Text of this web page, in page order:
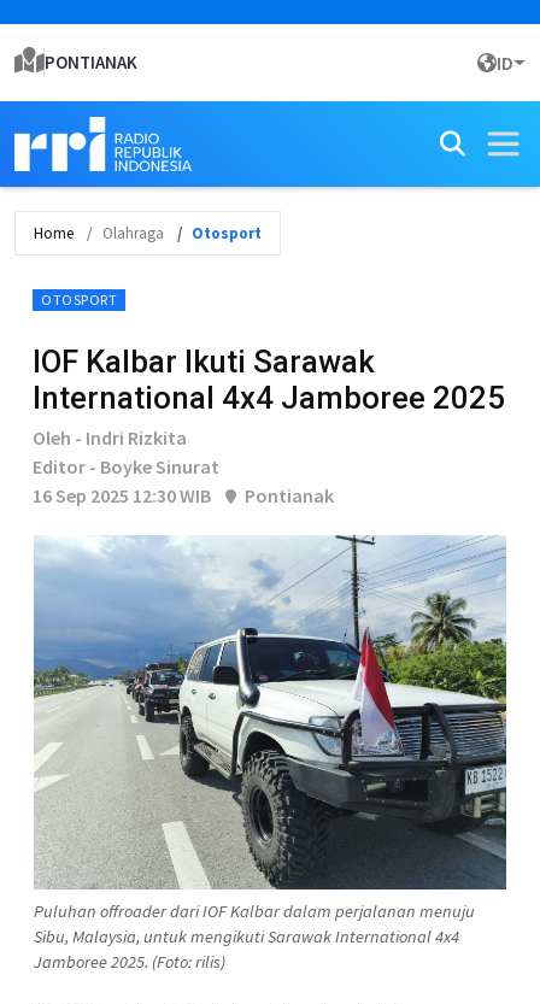
PONTIANAK ID
Home Olahraga Otosport
OTOSPORT
IOF Kalbar Ikuti Sarawak
International 4x4 Jamboree 2025
Oleh - Indri Rizkita
Editor - Boyke Sinurat
16 Sep 2025 12:30 WIB
Pontianak
Puluhan offroader dari IOF Kalbar dalam perjalanan menuju
Sibu, Malaysia, untuk mengikuti Sarawak International 4x4
Jamboree 2025. (Foto: rilis)